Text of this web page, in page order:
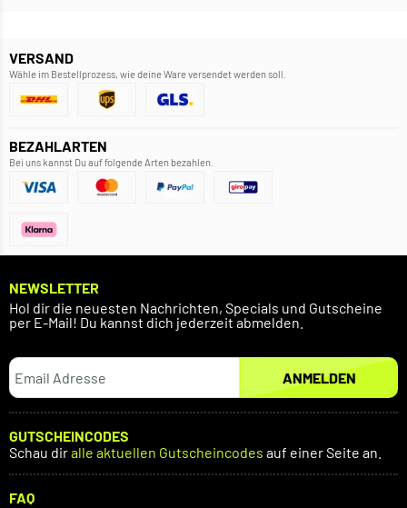
VERSAND
Wähle im Bestellprozess, wie deine Ware versendet werden soll.
BEZAHLARTEN
Bei uns kannst Du auf folgende Arten bezahlen.
NEWSLETTER
Hol dir die neuesten Nachrichten, Specials und Gutscheine
per E-Mail! Du kannst dich jederzeit abmelden.
ANMELDEN
GUTSCHEINCODES
Schau diralle aktuellen Gutscheincodes auf einer Seite an.
FAQ